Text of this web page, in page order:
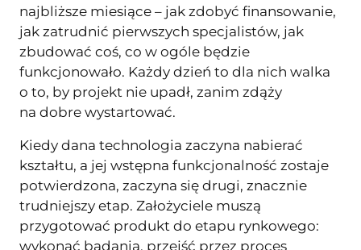
najbliższe miesiące – jak zdobyć finansowanie,
jak zatrudnić pierwszych specjalistów, jak
zbudować coś, co w ogóle będzie
funkcjonowało. Każdy dzień to dla nich walka
o to, by projekt nie upadł, zanim zdąży
na dobre wystartować.
Kiedy dana technologia zaczyna nabierać
kształtu, a jej wstępna funkcjonalność zostaje
potwierdzona, zaczyna się drugi, znacznie
trudniejszy etap. Założyciele muszą
przygotować produkt do etapu rynkowego:
wykonać badania, przejść przez proces